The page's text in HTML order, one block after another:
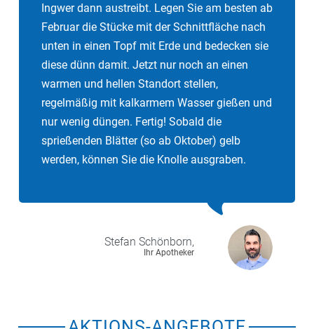
Ingwer dann austreibt. Legen Sie am besten ab
Februar die Stücke mit der Schnittfläche nach
unten in einen Topf mit Erde und bedecken sie
diese dünn damit. Jetzt nur noch an einen
warmen und hellen Standort stellen,
regelmäßig mit kalkarmem Wasser gießen und
nur wenig düngen. Fertig! Sobald die
sprießenden Blätter (so ab Oktober) gelb
werden, können Sie die Knolle ausgraben.
Stefan Schönborn,
Ihr Apotheker